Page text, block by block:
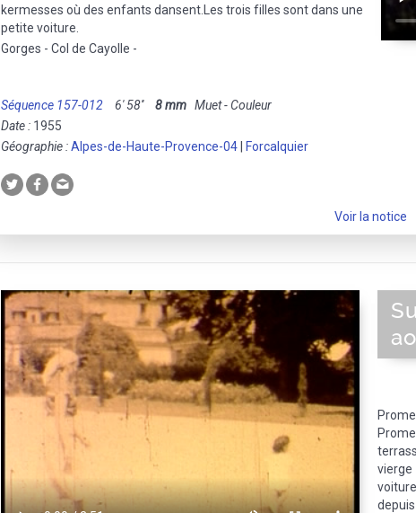
kermesses où des enfants dansent.Les trois filles sont dans une
petite voiture.
Gorges - Col de Cayolle -
Séquence 157-012 6' 58'' 8 mm Muet - Couleur
Date : 1955
Géographie :Alpes-de-Haute-Provence-04 Forcalquier
Voir la notice